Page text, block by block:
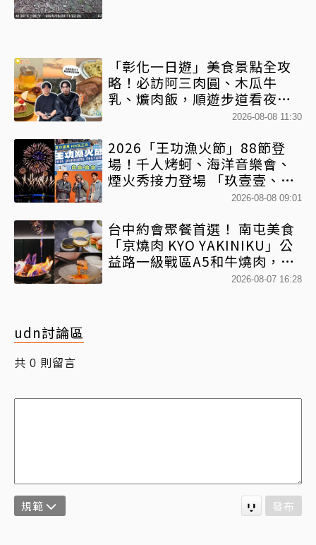
「彰化一日遊」美食景點全攻
略！必訪阿三肉圓、木瓜牛
乳、爌肉飯，順遊步道看夜景
2026-08-08 11:30
2026「王功漁火節」88節登
場！千人烤蚵、海洋音樂會、
煙火秀接力登場 「玖壹壹、美
2026-08-08 09:01
台中約會聚餐首選！ 南屯美食
「京燒肉 KYO YAKINIKU」公
益路一級戰區A5和牛燒肉，京
平雙人套餐全程專人代烤2026-08-07 16:28
udn討論區
共 0 則留言
規範 發布